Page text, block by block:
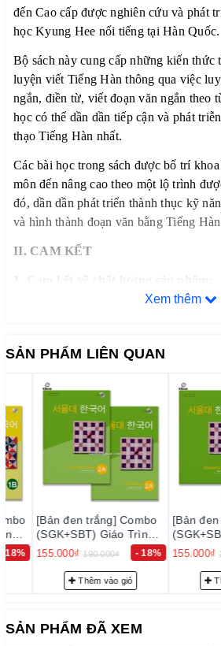
đến Cao cấp được nghiên cứu và phát
học Kyung Hee nổi tiếng tại Hàn Quốc.
Bộ sách này cung cấp những kiến thức
luyện viết Tiếng Hàn thông qua việc
ngắn, điền từ, viết đoạn văn ngắn theo
học có thể dần dần tiếp cận và phát
thạo Tiếng Hàn nhất.
Các bài học trong sách được bố trí
môn đến nâng cao theo một lộ trình
đó, dần dần phát triển thành thục kỹ
và hình thành đoạn văn bằng Tiếng
II. CAM KẾT
1. Cam kết về chất lượng sản phẩm:
thị trường hiện nay, đảm bảo đúng chất
– Bảo đảm mỗi quyển sách trước khi
thực hiện kiểm tra kỹ lưỡng để loại trừ
trong thời gian sớm nhất, nhằm đạt tiêu
với độ tin cậy cao, thoả mãn nhu cầu
– Luôn luôn lắng nghe, luôn luôn cải
sản phẩm và dịch vụ ngày càng tốt hơn.
2. Cam kết về phục vụ trước bán
Đội ngũ tư vấn viên của chúng tôi sẽ
bán hàng cho quý khách những sự lựa
nhu cầu… nhằm giảm thiểu tối đa mức
3. Cam kết về phục vụ sau bán hàng:
Xem thêm
SẢN PHẨM LIÊN QUAN
[Bản đen trắng] Combo
(SGK+SBT) Giáo Trình
Tiếng Hàn Seoul 2A - 서
울대 한국어 2A
155.000₫ 190.000₫ - 18%
Thêm vào giỏ
[Bản đen
(SGK+SBT)
Tiếng Hàn
울대 한국어 2B
155.000₫
Thêm
SẢN PHẨM ĐÃ XEM